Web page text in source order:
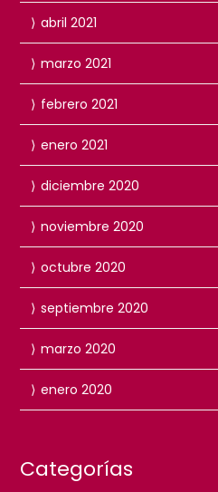
abril 2021
marzo 2021
febrero 2021
enero 2021
diciembre 2020
noviembre 2020
octubre 2020
septiembre 2020
marzo 2020
enero 2020
Categorías